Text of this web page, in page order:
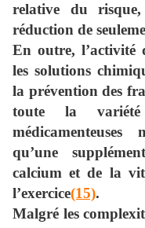
relative du
réduction de
En outre, l’activité
les solutions
la prévention des
toute la variété
médicamenteuses
qu’une
calcium et de la
l’exercice(15).
Malgré les